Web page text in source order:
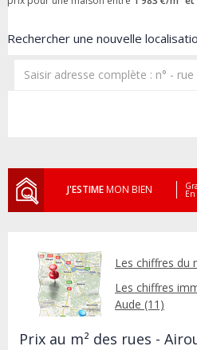
Rechercher une nouvelle
J'ESTIMEMON BIEN
Les chiffres du
Les chiffres
Aude (11)
Prix au m² des rues -